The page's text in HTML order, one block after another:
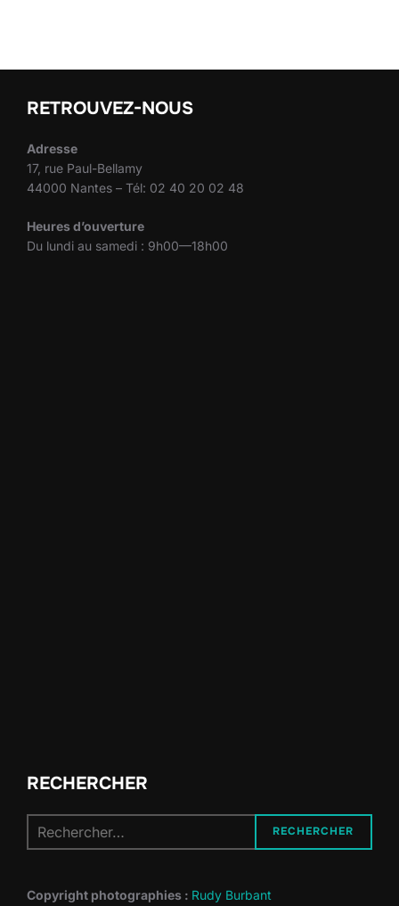
RETROUVEZ-NOUS
Adresse
17, rue Paul-Bellamy
44000 Nantes – Tél: 02 40 20 02 48
Heures d’ouverture
Du lundi au samedi : 9h00—18h00
RECHERCHER
pour :
RECHERCHER
Copyright photographies : Rudy Burbant